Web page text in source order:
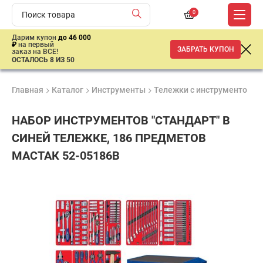
0
Дарим купон до 46 000
₽ на первый
заказ на ВСЕ!
ОСТАЛОСЬ 8 ИЗ 50
ЗАБРАТЬ КУПОН
Главная Каталог Инструменты Тележки с инструментом
НАБОР ИНСТРУМЕНТОВ "СТАНДАРТ" В
СИНЕЙ ТЕЛЕЖКЕ, 186 ПРЕДМЕТОВ
МАСТАК 52-05186B
сертифицирована
1 год
Лучшая
ниже
средней